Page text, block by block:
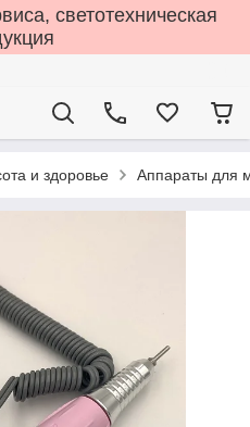
светотехническая
и здоровье Аппараты для